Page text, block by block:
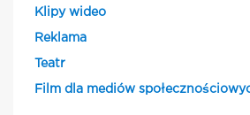
Klipy wideo
Reklama
Teatr
Film dla mediów